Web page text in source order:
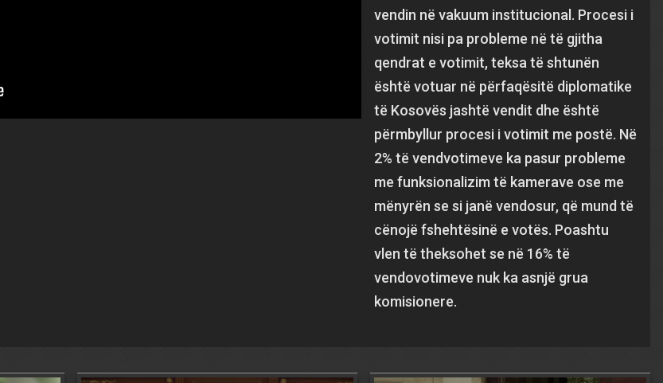
vendin në vakuum institucional. Procesi i
votimit nisi pa probleme në të gjitha
qendrat e votimit, teksa të shtunën
është votuar në përfaqësitë diplomatike
të Kosovës jashtë vendit dhe është
përmbyllur procesi i votimit me postë. Në
2% të vendvotimeve ka pasur probleme
me funksionalizim të kamerave ose me
mënyrën se si janë vendosur, që mund të
cënojë fshehtësinë e votës. Poashtu
vlen të theksohet se në 16% të
vendovotimeve nuk ka asnjë grua
komisionere.